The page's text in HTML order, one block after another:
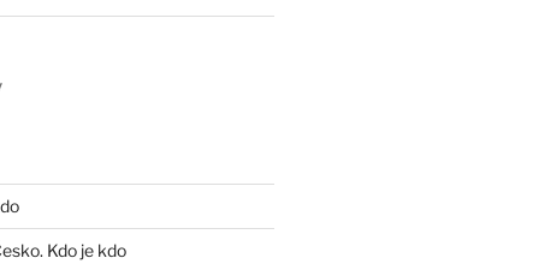
Kdo je kdo